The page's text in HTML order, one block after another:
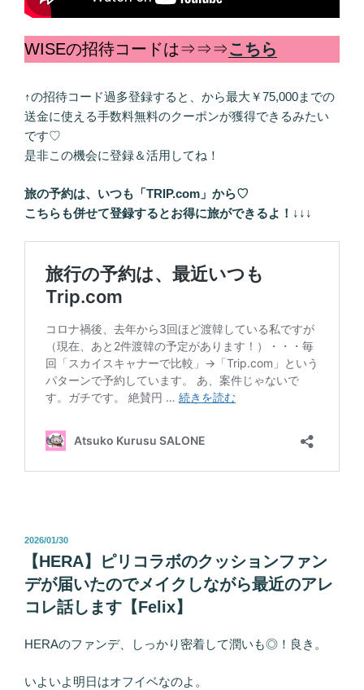
WISEの招待コードは⇒⇒⇒こちら
↑の招待コード過多登録すると、から最大￥75,000までの
送金に使える手数料無料のクーポンが獲得できるみたい
です♡
是非この機会に登録＆活用してね！
旅の予約は、いつも「TRIP.com」から♡
こちらも併せて登録するとお得に旅ができるよ！ ↓↓↓
投
日:
2026/01/30
【HERA】ピリコラボのクッションファン
デが届いたのでメイクしながら最近のアレ
コレ話します【Felix】
HERAのファンデ、しっかり密着して潤いも◎！良き。
いよいよ明日はオフイベなのよ。